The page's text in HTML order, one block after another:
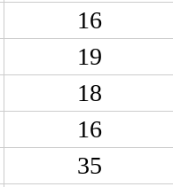
16
19
18
16
35